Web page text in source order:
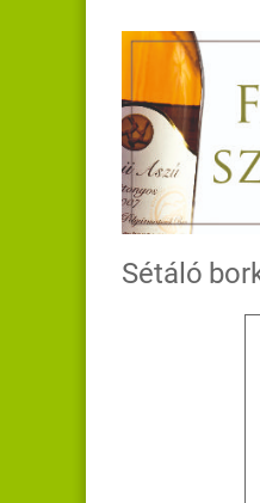
Sétáló